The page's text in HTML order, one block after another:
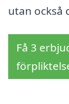
utan också
Få 3